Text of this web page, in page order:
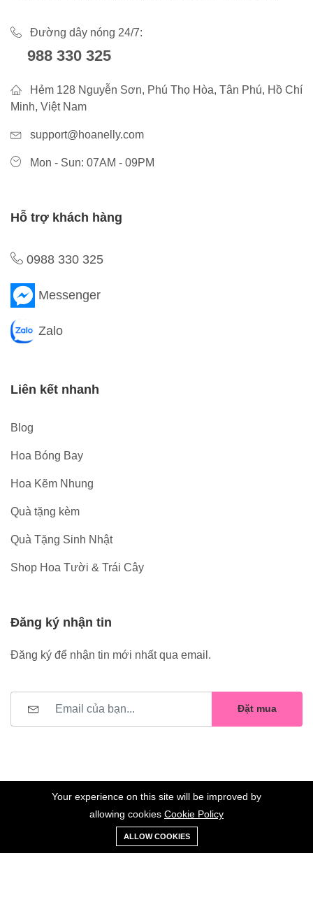
Đường dây nóng 24/7:
988 330 325
Hẻm 128 Nguyễn Sơn, Phú Thọ Hòa, Tân Phú, Hồ Chí
Minh, Việt Nam
support@hoanelly.com
Mon - Sun: 07AM - 09PM
Hỗ trợ khách hàng
0988 330 325
Messenger
Zalo
Liên kết nhanh
Blog
Hoa Bóng Bay
Hoa Kẽm Nhung
Quà tặng kèm
Quà Tặng Sinh Nhật
Shop Hoa Tười & Trái Cây
Đăng ký nhận tin
Đăng ký để nhận tin mới nhất qua email.
Đặt mua
©2023 Hoa Nelly . All Rights Reserved.
0
Xe
đẩy
Danh sách
yêu thích
Your experience on this site will be improved by
allowing cookies Cookie Policy
ALLOW COOKIES